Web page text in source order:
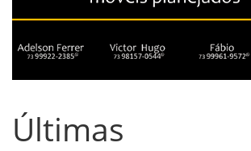
Últimas